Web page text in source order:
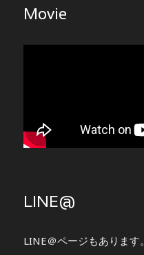
Movie
LINE@
LINE＠ページもあります。